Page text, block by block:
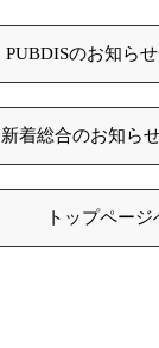
PUBDISのお知ら
新着総合のお知ら
トップページ